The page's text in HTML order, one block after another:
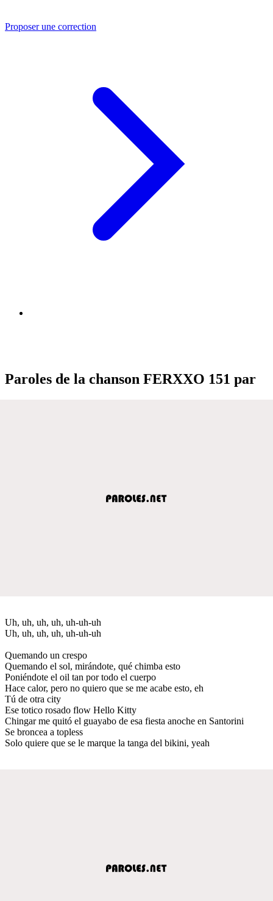
Proposer une correction
Paroles de la chanson FERXXO 151 par
Uh, uh, uh, uh, uh-uh-uh
Uh, uh, uh, uh, uh-uh-uh
Quemando un crespo
Quemando el sol, mirándote, qué chimba esto
Poniéndote el oil tan por todo el cuerpo
Hace calor, pero no quiero que se me acabe esto, eh
Tú de otra city
Ese totico rosado flow Hello Kitty
Chingar me quitó el guayabo de esa fiesta anoche en Santorini
Se broncea a topless
Solo quiere que se le marque la tanga del bikini, yeah